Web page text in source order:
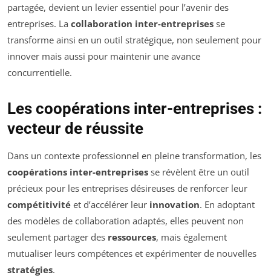
partagée, devient un levier essentiel pour l’avenir des
entreprises. La collaboration inter-entreprises se
transforme ainsi en un outil stratégique, non seulement pour
innover mais aussi pour maintenir une avance
concurrentielle.
Les coopérations inter-entreprises :
vecteur de réussite
Dans un contexte professionnel en pleine transformation, les
coopérations inter-entreprises se révèlent être un outil
précieux pour les entreprises désireuses de renforcer leur
compétitivité et d’accélérer leur innovation. En adoptant
des modèles de collaboration adaptés, elles peuvent non
seulement partager des ressources, mais également
mutualiser leurs compétences et expérimenter de nouvelles
stratégies.